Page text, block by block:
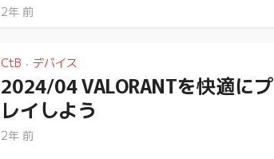
2年 前
CtB • デバイス
2024/04 VALORANTを快適にプ
レイしよう
2年 前